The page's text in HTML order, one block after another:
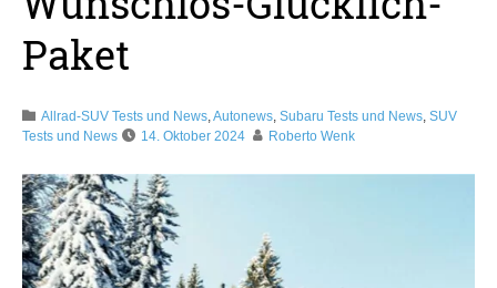
Paket
Allrad-SUV Tests und News,Autonews, Subaru Tests und News, SUV
Tests und News
14. Oktober 2024 Roberto Wenk